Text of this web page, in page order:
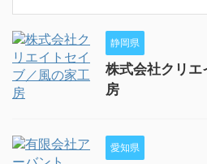
静岡県
株式会社クリエ
房
愛知県